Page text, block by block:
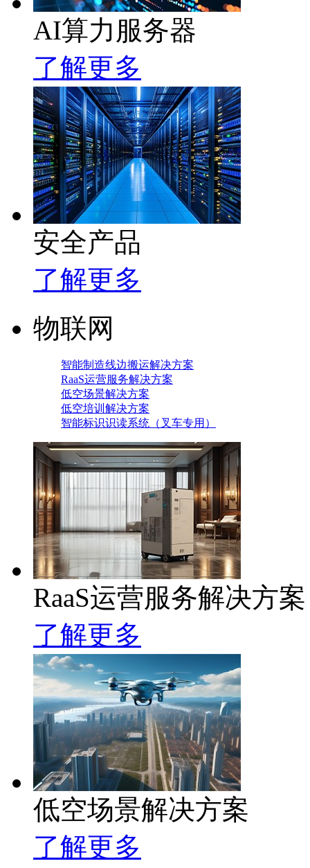
AI算力服务器
了解更多
安全产品
了解更多
物联网
智能制造线边搬运解决方案
RaaS运营服务解决方案
低空场景解决方案
低空培训解决方案
智能标识识读系统（叉车专用）
RaaS运营服务解决方案
了解更多
低空场景解决方案
了解更多